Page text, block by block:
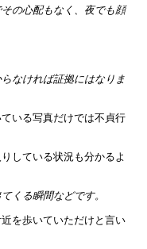
の心配もなく、夜でも顔
なければ証拠にはなりま
いる写真だけでは不貞行
している状況も分かるよ
くる瞬間などです。
を歩いていただけと言い